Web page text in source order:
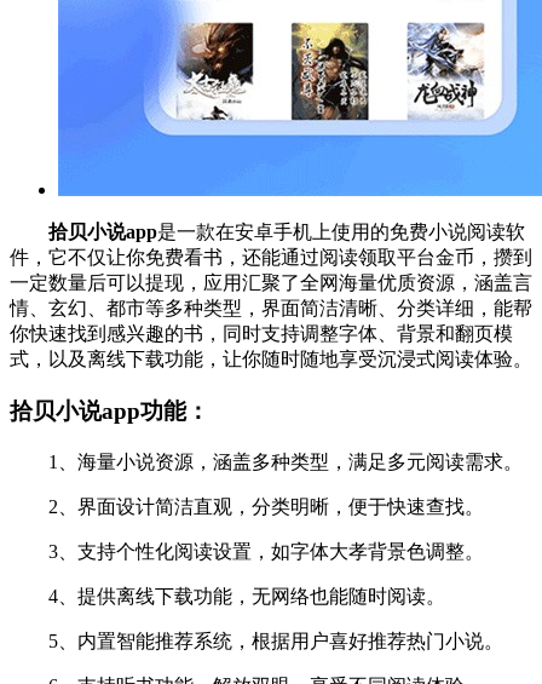
拾贝小说app是一款在安卓手机上使用的免费小说阅读软
件，它不仅让你免费看书，还能通过阅读领取平台金币，攒到
一定数量后可以提现，应用汇聚了全网海量优质资源，涵盖言
情、玄幻、都市等多种类型，界面简洁清晰、分类详细，能帮
你快速找到感兴趣的书，同时支持调整字体、背景和翻页模
式，以及离线下载功能，让你随时随地享受沉浸式阅读体验。
拾贝小说app功能：
1、海量小说资源，涵盖多种类型，满足多元阅读需求。
2、界面设计简洁直观，分类明晰，便于快速查找。
3、支持个性化阅读设置，如字体大孝背景色调整。
4、提供离线下载功能，无网络也能随时阅读。
5、内置智能推荐系统，根据用户喜好推荐热门小说。